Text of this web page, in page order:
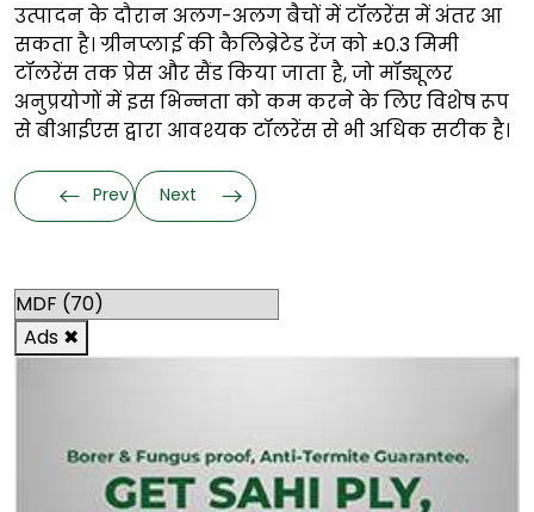
उत्पादन के दौरान अलग-अलग बैचों में टॉलरेंस में अंतर आ
सकता है। ग्रीनप्लाई की कैलिब्रेटेड रेंज को ±0.3 मिमी
टॉलरेंस तक प्रेस और सैंड किया जाता है, जो मॉड्यूलर
अनुप्रयोगों में इस भिन्नता को कम करने के लिए विशेष रूप
से बीआईएस द्वारा आवश्यक टॉलरेंस से भी अधिक सटीक है।
Prev Next
Ads ✖